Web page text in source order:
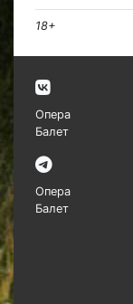
18+
Опера
Балет
Опера
Балет